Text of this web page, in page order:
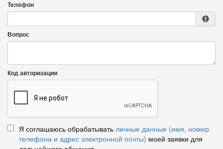
Телефон
Вопрос
Код авторизации
Я соглашаюсь обрабатывать личные данные (имя, номер
телефона и адрес электронной почты) моей заявки для